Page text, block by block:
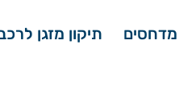
מדחסים תיקון מזגן